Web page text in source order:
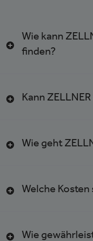
Wie kann
finden?
Kann
Wie geht
Welche
Wie